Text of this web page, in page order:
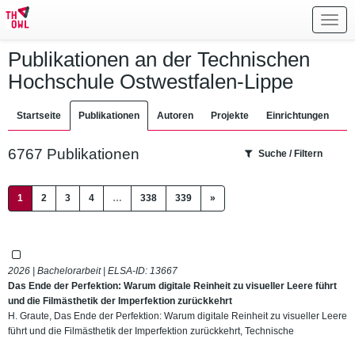
Publikationen an der Technischen
Hochschule Ostwestfalen-Lippe
Startseite Publikationen Autoren Projekte Einrichtungen
6767 Publikationen Suche / Filtern
1 (current)
2 3 4 … 338 339 »
2026 | Bachelorarbeit | ELSA-ID: 13667
Das Ende der Perfektion: Warum digitale Reinheit zu visueller Leere führt
und die Filmästhetik der Imperfektion zurückkehrt
H. Graute, Das Ende der Perfektion: Warum digitale Reinheit zu visueller Leere
führt und die Filmästhetik der Imperfektion zurückkehrt, Technische